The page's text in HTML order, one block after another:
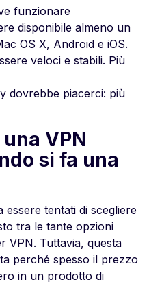
funzionare
disponibile almeno un
OS X, Android e iOS.
veloci e stabili. Più
dovrebbe piacerci: più
VPN
si fa una
essere tentati di scegliere
tra le tante opzioni
VPN. Tuttavia, questa
perché spesso il prezzo
in un prodotto di